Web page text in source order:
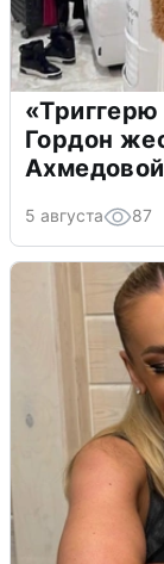
Гордон
5 августа 87